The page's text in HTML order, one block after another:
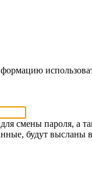
смены пароля, а
будут высланы